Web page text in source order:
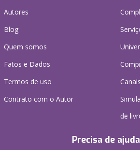
Autores
Blog
Quem somos
Fatos e Dados
Termos de uso
Contrato com o Autor
de
Precisa de